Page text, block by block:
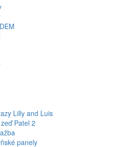
Lilly and Luis
Patel 2
panely